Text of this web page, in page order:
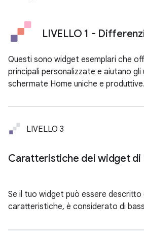
LIVELLO 1 -
Questi sono widget esemplari che
principali personalizzate e aiutano
schermate Home uniche e produttive.
LIVELLO 3
Caratteristiche dei widget di
Se il tuo widget può essere descritto
caratteristiche, è considerato di